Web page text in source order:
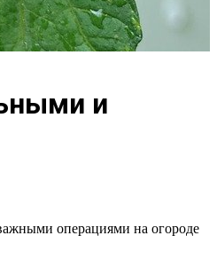
и
операциями на огороде